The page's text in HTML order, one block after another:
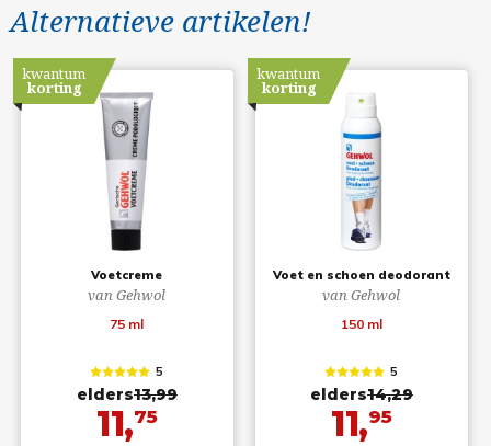
Alternatieve artikelen!
Voetcreme
van Gehwol
75 ml
kwantum
korting
5
elders13,99
11,75
Voet en schoen deodorant
van Gehwol
150 ml
kwantum
korting
5
elders14,29
11,95